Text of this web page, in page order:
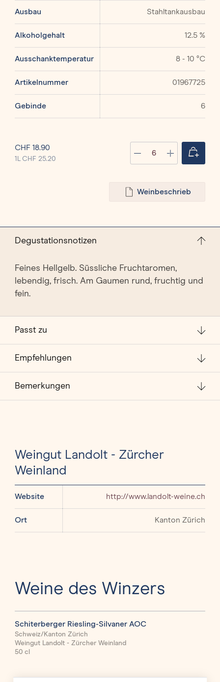
Ausbau Stahltankausbau
Alkoholgehalt 12.5 %
Ausschanktemperatur 8 - 10 °C
Artikelnummer 01967725
Gebinde 6
CHF 18.90
1L CHF 25.20
Produkt Anzahl:
Weinbeschrieb
Degustationsnotizen
Feines Hellgelb. Süssliche Fruchtaromen,
lebendig, frisch. Am Gaumen rund, fruchtig und
fein.
Passt zu
Empfehlungen
Bemerkungen
Weingut Landolt - Zürcher
Weinland
Website http://www.landolt-weine.ch
Ort Kanton Zürich
Weine des Winzers
Schiterberger Riesling-Silvaner AOC
Schweiz/Kanton Zürich
Weingut Landolt - Zürcher Weinland
50 cl